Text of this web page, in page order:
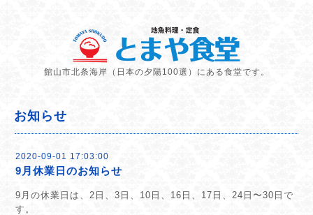
館山市北条海岸（日本の夕陽100選）にある食堂です。
お知らせ
2020-09-01 17:03:00
9月休業日のお知らせ
9月の休業日は、2日、3日、10日、16日、17日、24日〜30日で
す。